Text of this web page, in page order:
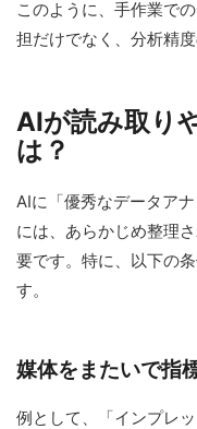
このように、手作業で
担だけでなく、分析精
AIが読み取り
は？
AIに「優秀なデータア
には、あらかじめ整理
要です。特に、以下の
す。
媒体をまたいで指
例として、「インプレ